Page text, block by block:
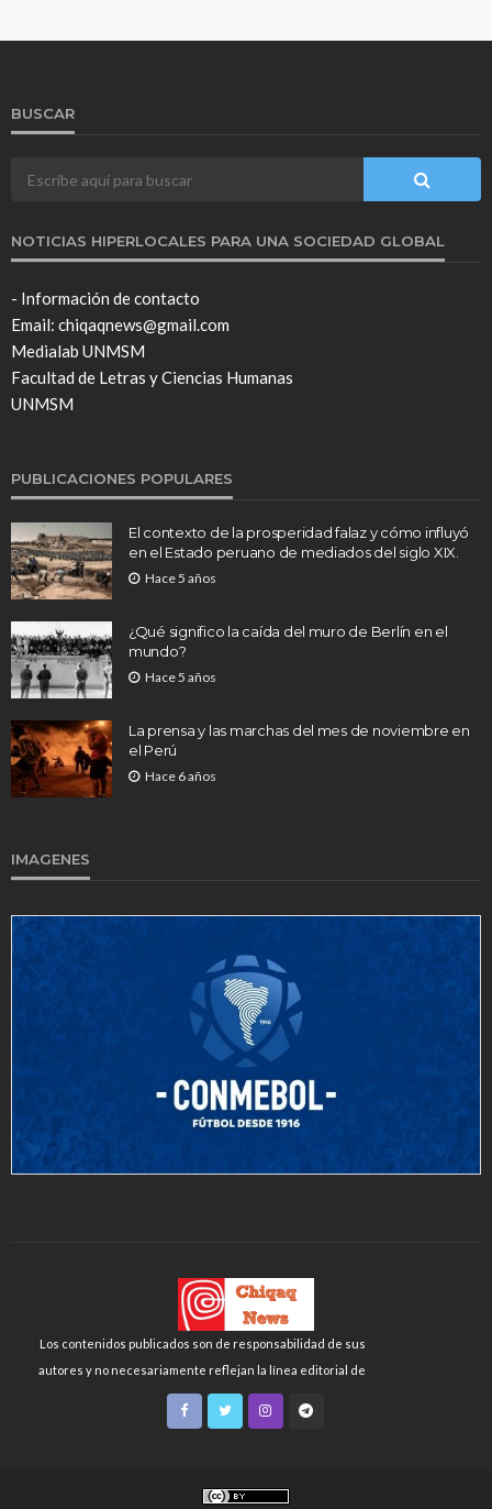
BUSCAR
NOTICIAS HIPERLOCALES PARA UNA SOCIEDAD GLOBAL
- Información de contacto
Email: chiqaqnews@gmail.com
Medialab UNMSM
Facultad de Letras y Ciencias Humanas
UNMSM
PUBLICACIONES POPULARES
El contexto de la prosperidad falaz y cómo influyó
en el Estado peruano de mediados del siglo XIX.
Hace 5 años
¿Qué significo la caída del muro de Berlín en el
mundo?
Hace 5 años
La prensa y las marchas del mes de noviembre en
el Perú
Hace 6 años
IMAGENES
Los contenidos publicados son de responsabilidad de sus
autores y no necesariamente reflejan la línea editorial de
Chiqaq News o de la FLCH-UNMSM.